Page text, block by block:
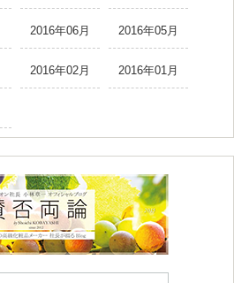
2016年06月 2016年05月
2016年02月 2016年01月